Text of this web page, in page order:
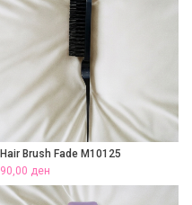
Hair Brush Fade M10125
90,00 ден